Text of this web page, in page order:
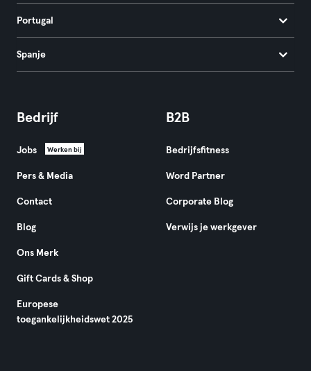
Portugal
Spanje
Bedrijf
Jobs Werken bij
Pers & Media
Contact
Blog
Ons Merk
Gift Cards & Shop
Europese
toegankelijkheidswet 2025
B2B
Bedrijfsfitness
Word Partner
Corporate Blog
Verwijs je werkgever